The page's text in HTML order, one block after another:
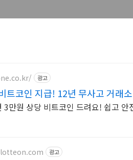
광고
트코인 지급! 12년 무사고 거래소
3만원 상당 비트코인 드려요! 쉽고
광고